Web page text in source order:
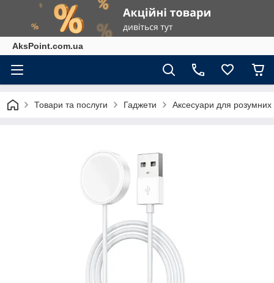
AksPoint.com.ua
Товари та послуги Гаджети Аксесуари для розумних